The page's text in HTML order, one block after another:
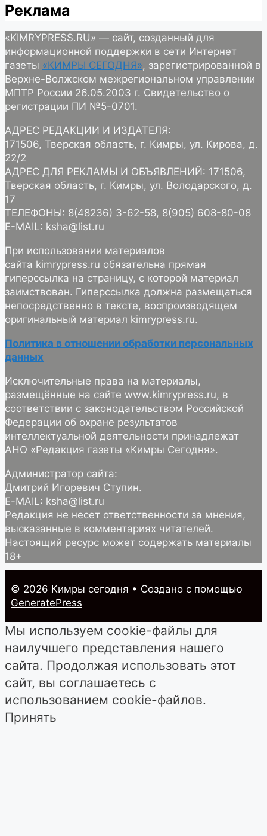
Реклама
«KIMRYPRESS.RU» — сайт, созданный для
информационной поддержки в сети Интернет
газеты «КИМРЫ СЕГОДНЯ», зарегистрированной в
Верхне-Волжском межрегиональном управлении
МПТР России 26.05.2003 г. Свидетельство о
регистрации ПИ №5-0701.
АДРЕС РЕДАКЦИИ И ИЗДАТЕЛЯ:
171506, Тверская область, г. Кимры, ул. Кирова, д.
22/2
АДРЕС ДЛЯ РЕКЛАМЫ И ОБЪЯВЛЕНИЙ: 171506,
Тверская область, г. Кимры, ул. Володарского, д.
17
ТЕЛЕФОНЫ: 8(48236) 3-62-58, 8(905) 608-80-08
E-MAIL: ksha@list.ru
При использовании материалов
сайта kimrypress.ru обязательна прямая
гиперссылка на страницу, с которой материал
заимствован. Гиперссылка должна размещаться
непосредственно в тексте, воспроизводящем
оригинальный материал kimrypress.ru.
Политика в отношении обработки персональных
данных
Исключительные права на материалы,
размещённые на сайте www.kimrypress.ru, в
соответствии с законодательством Российской
Федерации об охране результатов
интеллектуальной деятельности принадлежат
АНО «Редакция газеты «Кимры Сегодня».
Администратор сайта:
Дмитрий Игоревич Ступин.
E-MAIL: ksha@list.ru
Редакция не несет ответственности за мнения,
высказанные в комментариях читателей.
Настоящий ресурс может содержать материалы
18+
© 2026 Кимры cегодня • Создано с помощью
GeneratePress
Мы используем cookie-файлы для
наилучшего представления нашего
сайта. Продолжая использовать этот
сайт, вы соглашаетесь с
использованием cookie-файлов.
Принять